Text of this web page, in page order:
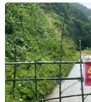
07/08/2026 02:37
Nhanh
án kết nối vùng,
06/08/2026 15:07